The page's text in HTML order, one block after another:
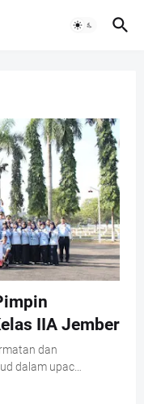
IIA Jember
dan
dalam upac…